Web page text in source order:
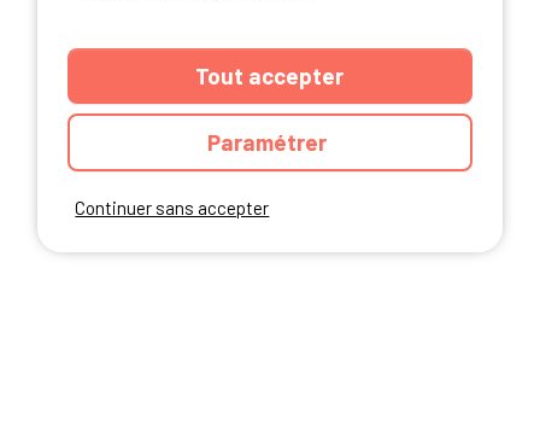
Continuer sans accepter
Tout accepter
Paramétrer